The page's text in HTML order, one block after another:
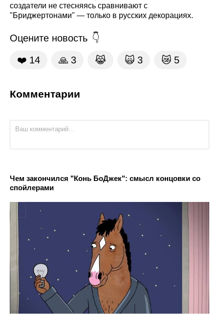
создатели не стесняясь сравнивают с
"Бриджертонами" — только в русских декорациях.
Оцените новость
❤️ 14 🙏 3 😹 🙀 3 😿 5
Комментарии
Чем закончился "Конь БоДжек": смысл концовки со
спойлерами